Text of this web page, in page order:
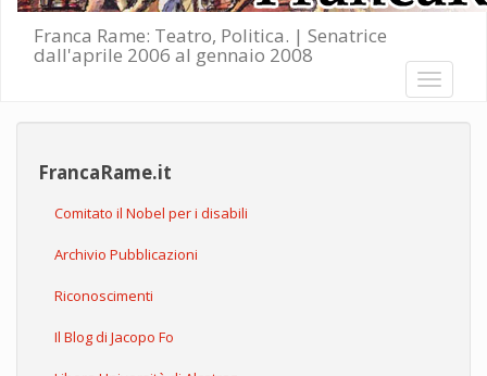
Franca Rame: Teatro, Politica. | Senatrice
dall'aprile 2006 al gennaio 2008
Toggle
FrancaRame.it
Comitato il Nobel per i disabili
Archivio Pubblicazioni
Riconoscimenti
Il Blog di Jacopo Fo